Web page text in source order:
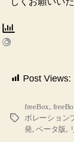
Post Views:
タ
freeBox,
ボレーション
発,ベータ版,